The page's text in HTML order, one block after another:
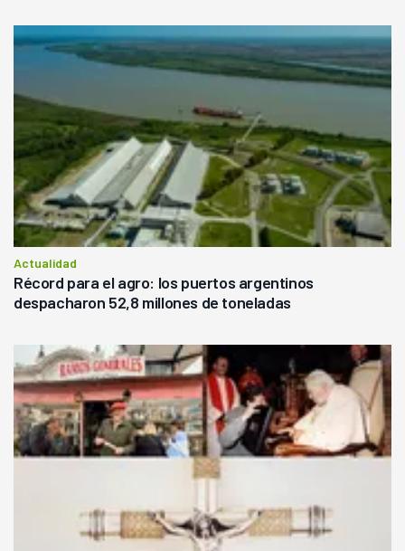
Actualidad
Récord para el agro: los puertos argentinos
despacharon 52,8 millones de toneladas